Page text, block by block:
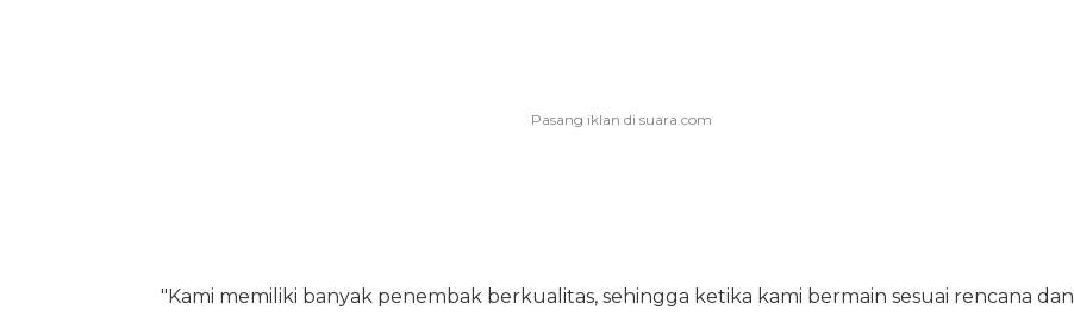
"Kami memiliki banyak penembak berkualitas, sehingga ketika kami bermain sesuai rencana dan